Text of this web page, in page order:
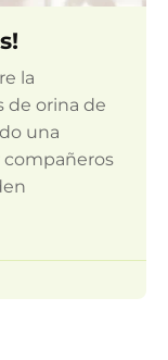
la
de orina de
una
compañeros